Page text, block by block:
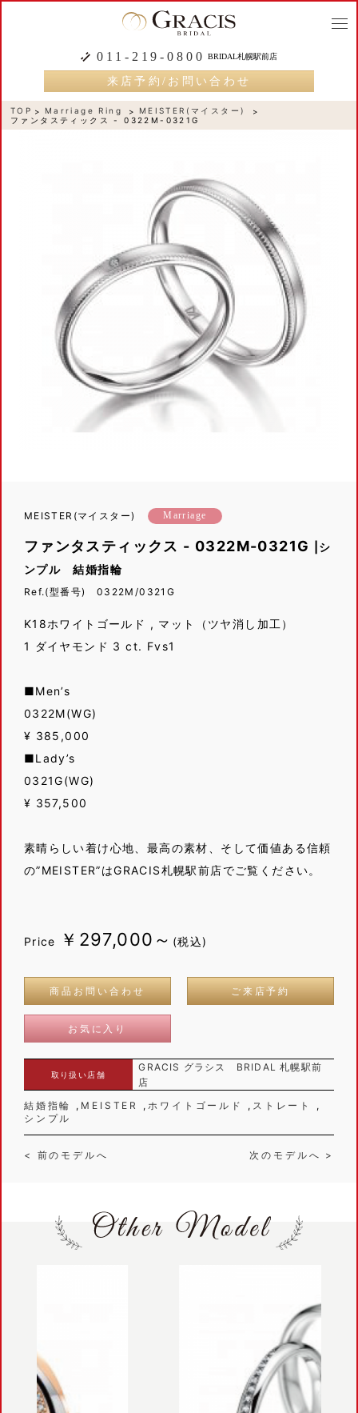
011-219-0800 BRIDAL札幌駅前店
来店予約/お問い合わせ
TOP Marriage Ring
MEISTER(マイスター)
ファンタスティックス - 0322M-0321G
MEISTER(マイスター) Marriage
ファンタスティックス - 0322M-0321G
|シ
ンプル 結婚指輪
Ref.(型番号) 0322M/0321G
K18ホワイトゴールド , マット（ツヤ消し加工）
1 ダイヤモンド 3 ct. Fvs1
■Men’s
0322M(WG)
¥ 385,000
■Lady’s
0321G(WG)
¥ 357,500
素晴らしい着け心地、最高の素材、そして価値ある信頼
の”MEISTER”はGRACIS札幌駅前店でご覧ください。
Price ￥297,000～ (税込)
商品お問い合わせ ご来店予約
お気に入り
取り扱い店舗
GRACIS グラシス BRIDAL 札幌駅前
店
結婚指輪
MEISTER ホワイトゴールド
ストレート
シンプル
< 前のモデルへ 次のモデルへ >